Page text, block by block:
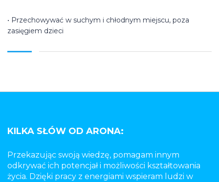
• Przechowywać w suchym i chłodnym miejscu, poza
zasięgiem dzieci
KILKA SŁÓW OD ARONA:
Przekazując swoją wiedzę, pomagam innym
odkrywać ich potencjał i możliwości kształtowania
życia. Dzięki pracy z energiami wspieram ludzi w